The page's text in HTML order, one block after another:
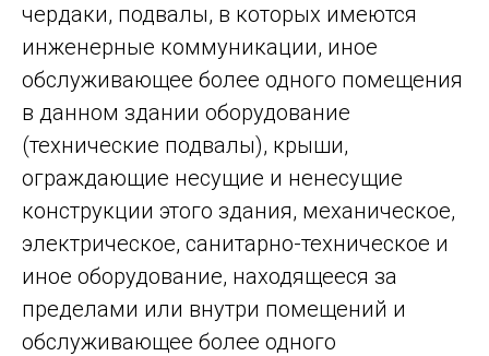
чердаки, подвалы, в которых имеются
инженерные коммуникации, иное
обслуживающее более одного помещения
в данном здании оборудование
(технические подвалы), крыши,
ограждающие несущие и ненесущие
конструкции этого здания, механическое,
электрическое, санитарно-техническое и
иное оборудование, находящееся за
пределами или внутри помещений и
обслуживающее более одного